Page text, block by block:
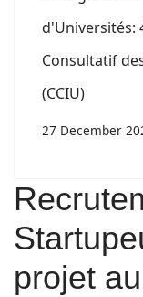
d'Universités:
Consultatif
(CCIU)
27 December
projet